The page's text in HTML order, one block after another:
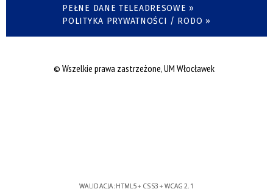
PEŁNE DANE TELEADRESOWE »
POLITYKA PRYWATNOŚCI / RODO »
© Wszelkie prawa zastrzeżone, UM Włocławek
WALIDACJA: HTML5+ CSS3 + WCAG 2.1